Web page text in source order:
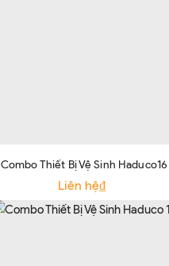
Combo Thiết Bị Vệ Sinh Haduco16
Liên hệ₫